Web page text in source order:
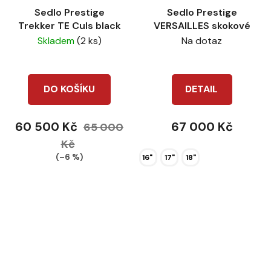
Sedlo Prestige
Trekker TE Culs black
Skladem(2 ks)
DO KOŠÍKU
60 500 Kč 65 000
Kč
(–6 %)
Sedlo Prestige
VERSAILLES skokové
Na dotaz
DETAIL
67 000 Kč
16" 17" 18"